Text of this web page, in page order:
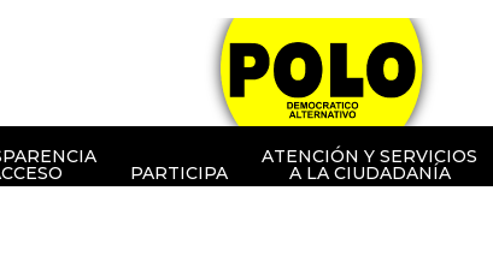
PARTICIPA
ATENCIÓN Y SERVICIOS
A LA CIUDADANÍA